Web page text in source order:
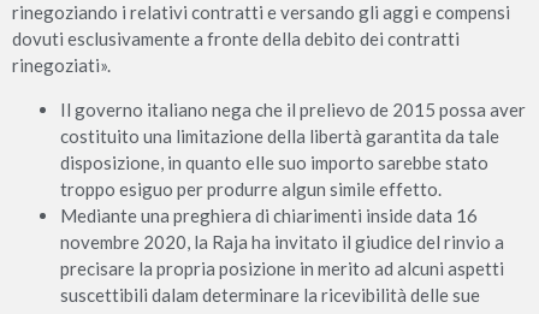
rinegoziando i relativi contratti e versando gli aggi e compensi
dovuti esclusivamente a fronte della debito dei contratti
rinegoziati».
Il governo italiano nega che il prelievo de 2015 possa aver
costituito una limitazione della libertà garantita da tale
disposizione, in quanto elle suo importo sarebbe stato
troppo esiguo per produrre algun simile effetto.
Mediante una preghiera di chiarimenti inside data 16
novembre 2020, la Raja ha invitato il giudice del rinvio a
precisare la propria posizione in merito ad alcuni aspetti
suscettibili dalam determinare la ricevibilità delle sue